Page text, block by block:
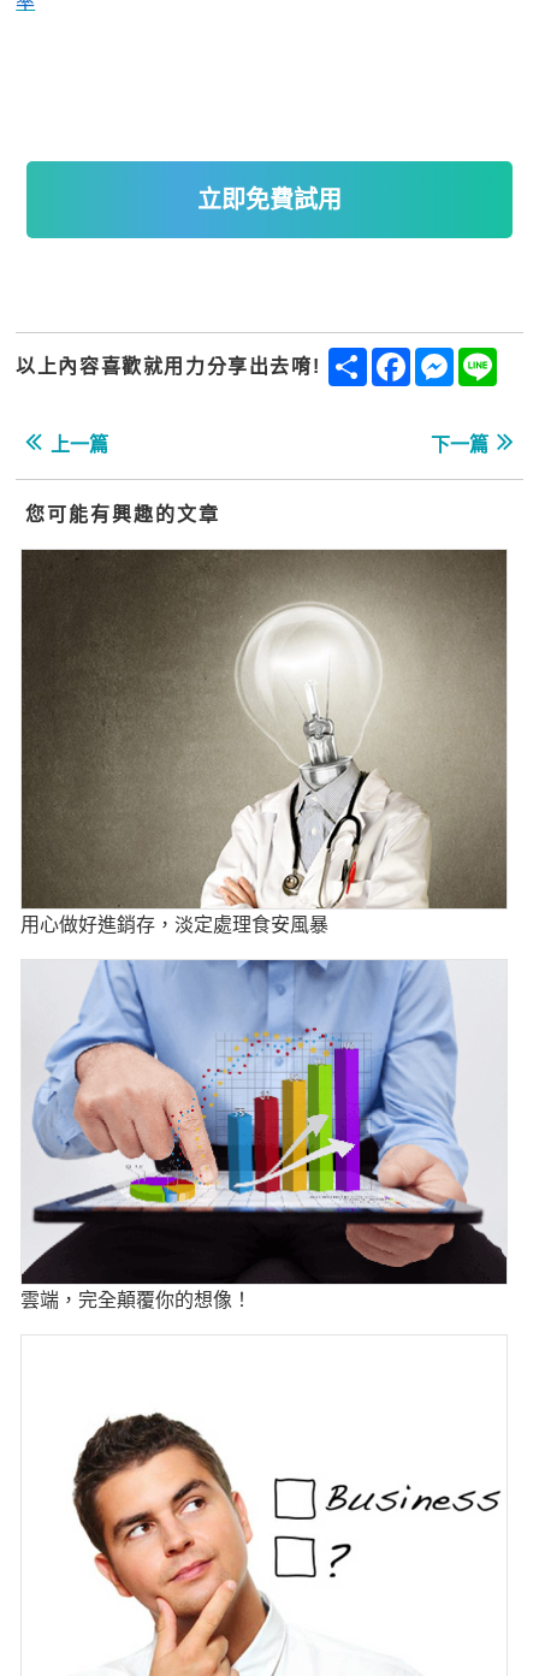
立即免費試用
以上內容喜歡就用力分享出去唷! ShareFacebook
上一篇 下一篇
您可能有興趣的文章
用心做好進銷存，淡定處理食安風暴
雲端，完全顛覆你的想像！